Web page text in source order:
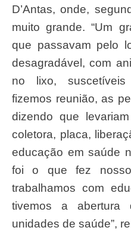
D’Antas, onde,
muito grande. “Um
que passavam pelo
desagradável, com
no lixo,
fizemos reunião, as
dizendo que
coletora, placa,
educação em saúde
foi o que fez
trabalhamos com
tivemos a abertura
unidades de saúde”,